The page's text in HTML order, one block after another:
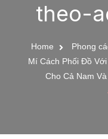
theo-
Home Phong
Mí Cách Phối Đồ
Cho Cả Nam